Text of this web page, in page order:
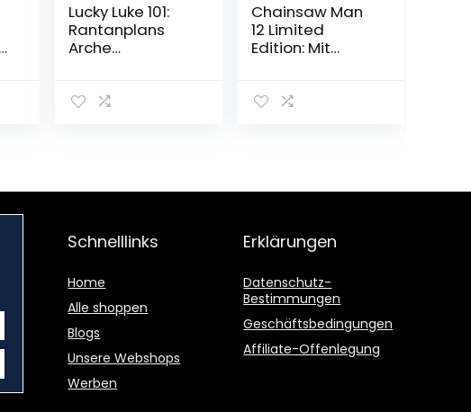
Lucky Luke 101:
Rantanplans
Arche
November 2022
Chainsaw Man
12 Limited
Edition: Mit
8. Mai 2023
Schnelllinks
Home
Alle shoppen
Blogs
Unsere Webshops
Werben
Erklärungen
Datenschutz-
Bestimmungen
Geschäftsbedingungen
Affiliate-Offenlegung